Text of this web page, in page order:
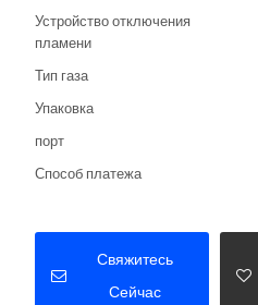
Устройство отключения
пламени
Тип газа
Упаковка
порт
Способ платежа
Свяжитесь
Сейчас